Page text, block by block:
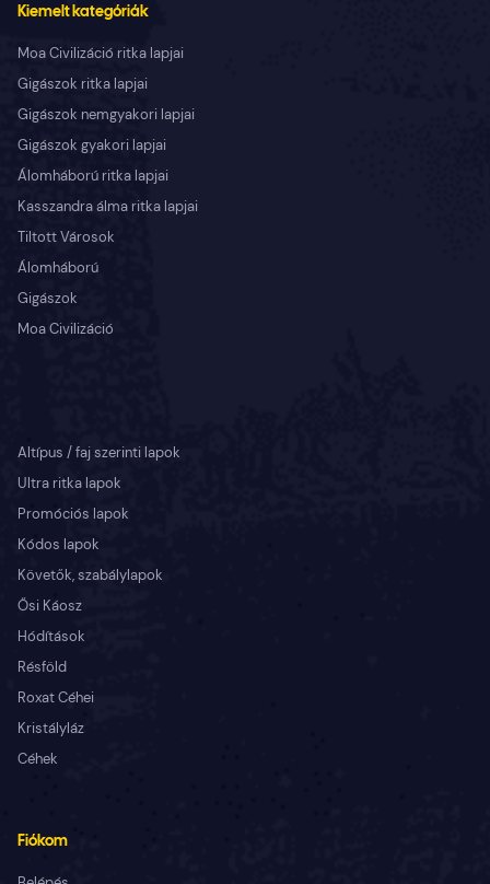
Kiemelt kategóriák
Moa Civilizáció ritka lapjai
Gigászok ritka lapjai
Gigászok nemgyakori lapjai
Gigászok gyakori lapjai
Álomháború ritka lapjai
Kasszandra álma ritka lapjai
Tiltott Városok
Álomháború
Gigászok
Moa Civilizáció
Altípus / faj szerinti lapok
Ultra ritka lapok
Promóciós lapok
Kódos lapok
Követők, szabálylapok
Ősi Káosz
Hódítások
Résföld
Roxat Céhei
Kristályláz
Céhek
Fiókom